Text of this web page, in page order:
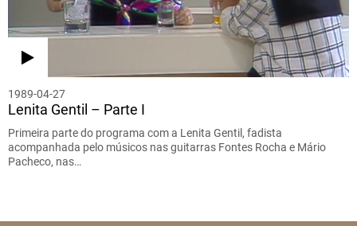
1989-04-27
Lenita Gentil – Parte I
Primeira parte do programa com a Lenita Gentil, fadista
acompanhada pelo músicos nas guitarras Fontes Rocha e Mário
Pacheco, nas…